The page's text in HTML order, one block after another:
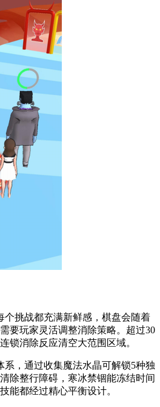
个挑战都充满新鲜感，棋盘会随着
要玩家灵活调整消除策略。超过30
锁消除反应清空大范围区域。
系，通过收集魔法水晶可解锁5种独
除整行障碍，寒冰禁锢能冻结时间
能都经过精心平衡设计。